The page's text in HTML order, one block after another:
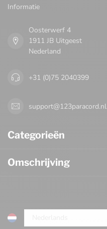
Informatie
Oosterwerf 4
1911 JB Uitgeest
Nederland
+31 (0)75 2040399
support@123paracord.nl
Categorieën
Omschrijving